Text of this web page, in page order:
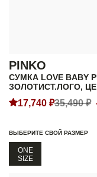
PINKO
СУМКА LOVE BABY
ЗОЛОТИСТ.ЛОГО,
17,740 ₽35,490 ₽
ВЫБЕРИТЕ СВОЙ РАЗМЕР
ONE
SIZE